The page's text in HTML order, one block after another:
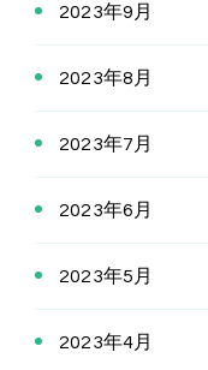
2023年9月
2023年8月
2023年7月
2023年6月
2023年5月
2023年4月